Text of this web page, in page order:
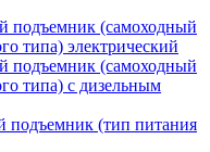
(самоходный
типа) электрический
(самоходный
типа) с дизельным
подъемник (тип питания